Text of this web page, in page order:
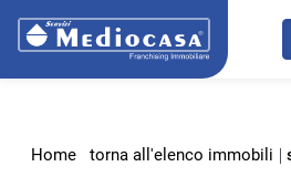
Home torna all'elenco immobili